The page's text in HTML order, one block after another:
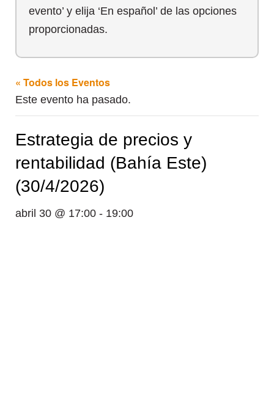
evento’ y elija ‘En español’ de las opciones
proporcionadas.
« Todos los Eventos
Este evento ha pasado.
Estrategia de precios y
rentabilidad (Bahía Este)
(30/4/2026)
abril 30 @ 17:00 - 19:00